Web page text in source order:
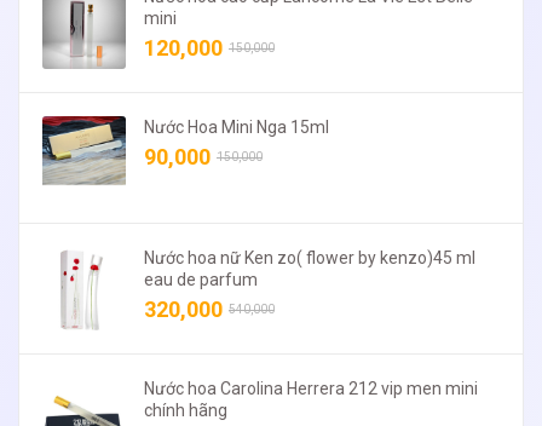
mini
120,000 150,000
Nước Hoa Mini Nga 15ml
90,000 150,000
Nước hoa nữ Ken zo( flower by kenzo)45 ml
eau de parfum
320,000 540,000
Nước hoa Carolina Herrera 212 vip men mini
chính hãng